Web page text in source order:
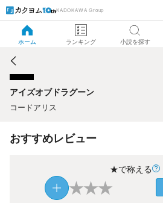
KADOKAWA Group
ホーム ランキング 小説を探す
アイズオブドラグーン
アイズオブドラグーン
コードアリス
おすすめレビュー
★で称える
★★★